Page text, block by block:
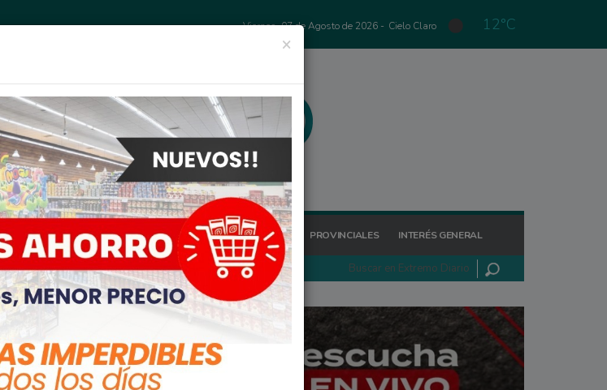
Viernes, 07 de Agosto de 2026 - Cielo Claro 12°C
GENERAL LAGOS POLICIALES REGIONALES PROVINCIALES INTERÉS GENERAL
×